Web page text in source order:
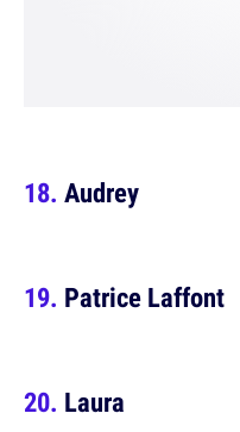
Audrey
Patrice Laffont
Laura